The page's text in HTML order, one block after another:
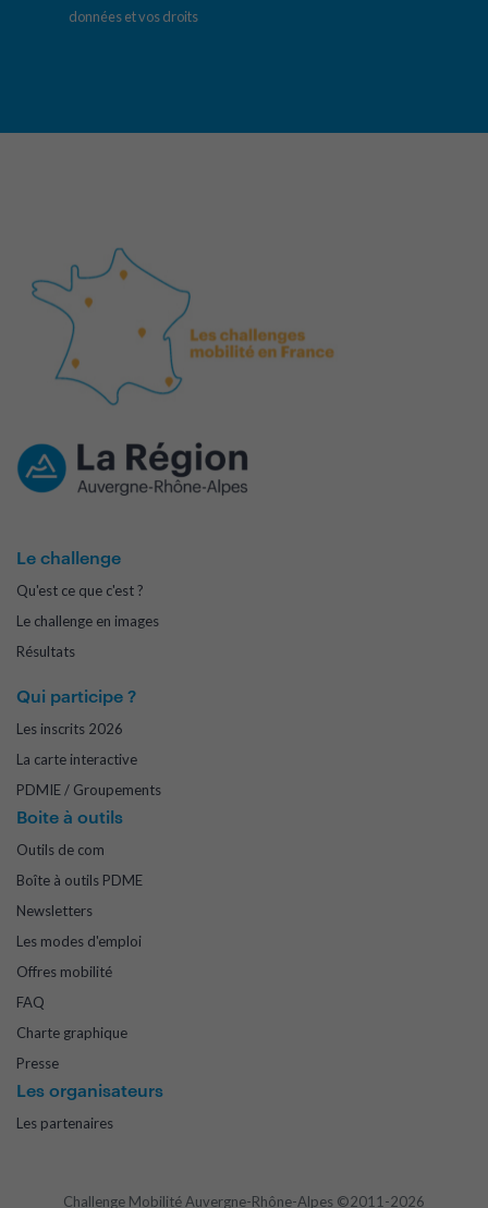
données et vos droits
Le challenge
Qu'est ce que c'est ?
Le challenge en images
Résultats
Qui participe ?
Les inscrits 2026
La carte interactive
PDMIE / Groupements
Boite à outils
Outils de com
Boîte à outils PDME
Newsletters
Les modes d'emploi
Offres mobilité
FAQ
Charte graphique
Presse
Les organisateurs
Les partenaires
Challenge Mobilité Auvergne-Rhône-Alpes ©2011-2026